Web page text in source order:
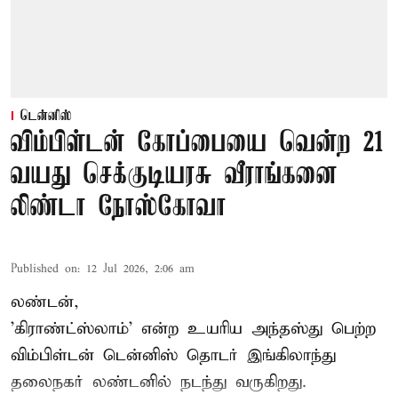
டென்னிஸ்
விம்பிள்டன் கோப்பையை வென்ற 21
வயது செக்குடியரசு வீராங்கனை
லிண்டா நோஸ்கோவா
Published on: 12 Jul 2026, 2:06 am
லண்டன்,
'கிராண்ட்ஸ்லாம்' என்ற உயரிய அந்தஸ்து பெற்ற
விம்பிள்டன் டென்னிஸ் தொடர் இங்கிலாந்து
தலைநகர் லண்டனில் நடந்து வருகிறது.